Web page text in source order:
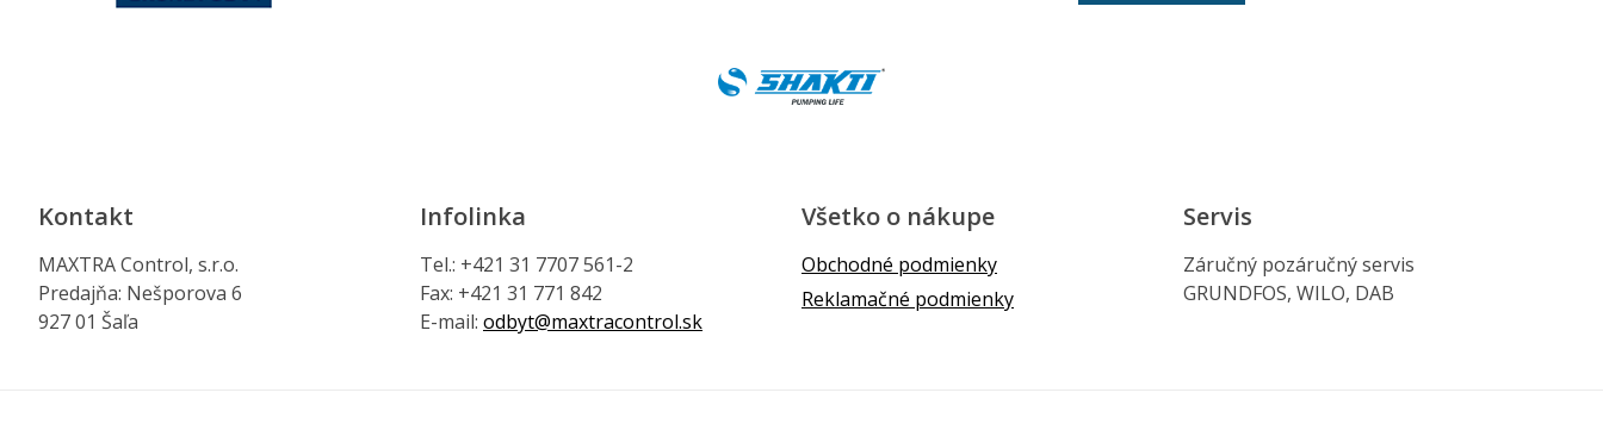
Kontakt
MAXTRA Control, s.r.o.
Predajňa: Nešporova 6
927 01 Šaľa
Infolinka
Tel.: +421 31 7707 561-2
Fax: +421 31 771 842
E-mail: odbyt@maxtracontrol.sk
Všetko o nákupe
Obchodné podmienky
Reklamačné podmienky
Servis
Záručný pozáručný servis
GRUNDFOS, WILO, DAB